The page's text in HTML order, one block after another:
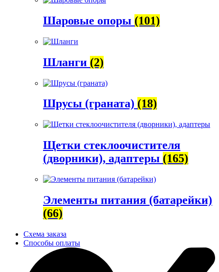
Шаровые опоры (101)
Шланги (2)
Шрусы (граната) (18)
Щетки стеклоочистителя
(дворники), адаптеры (165)
Элементы питания (батарейки)
(66)
Схема заказа
Способы оплаты